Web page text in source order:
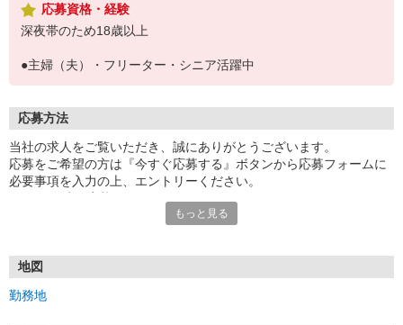
応募資格・経験
深夜帯のため18歳以上
●主婦（夫）・フリーター・シニア活躍中
応募方法
当社の求人をご覧いただき、誠にありがとうございます。
応募をご希望の方は『今すぐ応募する』ボタンから応募フォームに
必要事項を入力の上、エントリーください。
号」など
もっと見る
地図
勤務地